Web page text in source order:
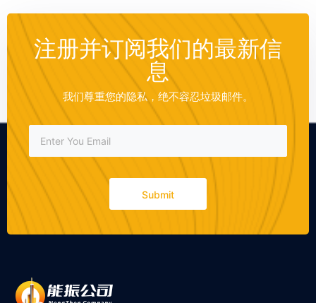
注册并订阅我们的最新信
息
我们尊重您的隐私，绝不容忍垃圾邮件。
Submit